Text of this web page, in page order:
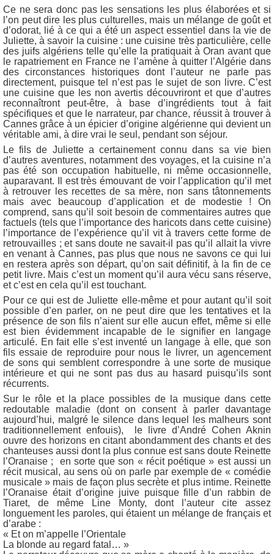
Ce ne sera donc pas les sensations les plus élaborées et si
l’on peut dire les plus culturelles, mais un mélange de goût et
d’odorat, lié à ce qui a été un aspect essentiel dans la vie de
Juliette, à savoir la cuisine : une cuisine très particulière, celle
des juifs algériens telle qu’elle la pratiquait à Oran avant que
le rapatriement en France ne l’amène à quitter l’Algérie dans
des circonstances historiques dont l’auteur ne parle pas
directement, puisque tel n’est pas le sujet de son livre. C’est
une cuisine que les non avertis découvriront et que d’autres
reconnaîtront peut-être, à base d’ingrédients tout à fait
spécifiques et que le narrateur, par chance, réussit à trouver à
Cannes grâce à un épicier d’origine algérienne qui devient un
véritable ami, à dire vrai le seul, pendant son séjour.
Le fils de Juliette a certainement connu dans sa vie bien
d’autres aventures, notamment des voyages, et la cuisine n’a
pas été son occupation habituelle, ni même occasionnelle,
auparavant. Il est très émouvant de voir l’application qu’il met
à retrouver les recettes de sa mère, non sans tâtonnements
mais avec beaucoup d’application et de modestie ! On
comprend, sans qu’il soit besoin de commentaires autres que
factuels (tels que l’importance des haricots dans cette cuisine)
l’importance de l’expérience qu’il vit à travers cette forme de
retrouvailles ; et sans doute ne savait-il pas qu’il allait la vivre
en venant à Cannes, pas plus que nous ne savons ce qui lui
en restera après son départ, qu’on sait définitif, à la fin de ce
petit livre. Mais c’est un moment qu’il aura vécu sans réserve,
et c’est en cela qu’il est touchant.
Pour ce qui est de Juliette elle-même et pour autant qu’il soit
possible d’en parler, on ne peut dire que les tentatives et la
présence de son fils n’aient sur elle aucun effet, même si elle
est bien évidemment incapable de le signifier en langage
articulé. En fait elle s’est inventé un langage à elle, que son
fils essaie de reproduire pour nous le livrer, un agencement
de sons qui semblent correspondre à une sorte de musique
intérieure et qui ne sont pas dus au hasard puisqu’ils sont
récurrents.
Sur le rôle et la place possibles de la musique dans cette
redoutable maladie (dont on consent à parler davantage
aujourd’hui, malgré le silence dans lequel les malheurs sont
traditionnellement enfouis), le livre d’André Cohen Aknin
ouvre des horizons en citant abondamment des chants et des
chanteuses aussi dont la plus connue est sans doute Reinette
l’Oranaise ; en sorte que son « récit poétique » est aussi un
récit musical, au sens où on parle par exemple de « comédie
musicale » mais de façon plus secrète et plus intime. Reinette
l’Oranaise était d’origine juive puisque fille d’un rabbin de
Tiaret, de même Line Monty, dont l’auteur cite assez
longuement les paroles, qui étaient un mélange de français et
d’arabe :
« Et on m’appelle l’Orientale
La blonde au regard fatal… »